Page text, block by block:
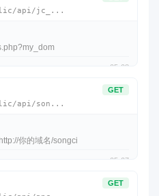
api/jc_...
05-08
GET
api/son...
你的域名/songci
05-07
GET